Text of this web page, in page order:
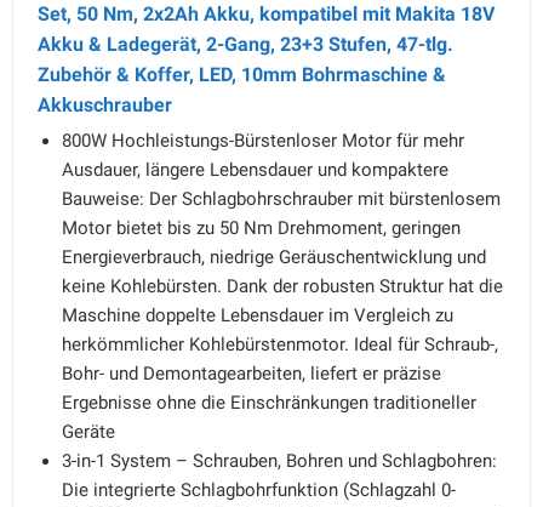
Set, 50 Nm, 2x2Ah Akku, kompatibel mit Makita 18V
Akku & Ladegerät, 2-Gang, 23+3 Stufen, 47-tlg.
Zubehör & Koffer, LED, 10mm Bohrmaschine &
Akkuschrauber
800W Hochleistungs-Bürstenloser Motor für mehr
Ausdauer, längere Lebensdauer und kompaktere
Bauweise: Der Schlagbohrschrauber mit bürstenlosem
Motor bietet bis zu 50 Nm Drehmoment, geringen
Energieverbrauch, niedrige Geräuschentwicklung und
keine Kohlebürsten. Dank der robusten Struktur hat die
Maschine doppelte Lebensdauer im Vergleich zu
herkömmlicher Kohlebürstenmotor. Ideal für Schraub-,
Bohr- und Demontagearbeiten, liefert er präzise
Ergebnisse ohne die Einschränkungen traditioneller
Geräte
3-in-1 System – Schrauben, Bohren und Schlagbohren:
Die integrierte Schlagbohrfunktion (Schlagzahl 0-